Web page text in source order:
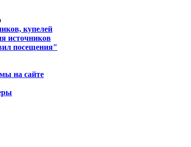
купелей
источников
посещения"
на сайте